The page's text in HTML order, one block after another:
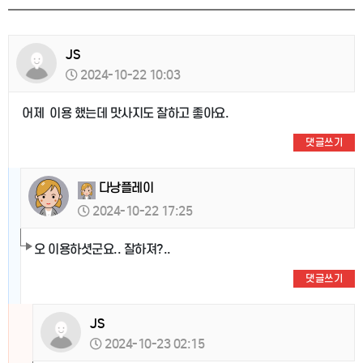
JS
2024-10-22 10:03
어제 이용 했는데 맛사지도 잘하고 좋아요.
댓글쓰기
다낭플레이
2024-10-22 17:25
오 이용하셧군요.. 잘하져?..
댓글쓰기
JS
2024-10-23 02:15